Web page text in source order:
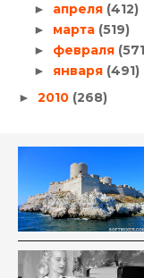
► апреля (412)
► марта (519)
► февраля
► января (491)
► 2010 (268)